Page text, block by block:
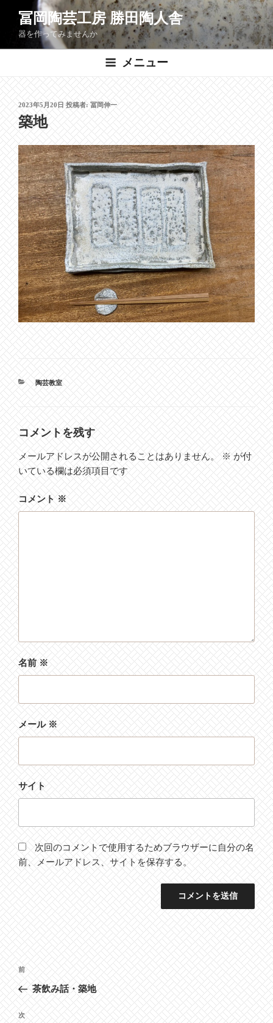
ン
へ
ス
キ
ッ
プ
冨岡陶芸工房 勝田陶人舎
器を作ってみませんか
メニュー
投
稿
日:
2023年5月20日投稿者:冨岡伸一
築地
カ
テ
ゴ
リ
ー
陶芸教室
コメントを残す
メールアドレスが公開されることはありません。 ※が付
いている欄は必須項目です
コメント※
名前※
メール※
サイト
次回のコメントで使用するためブラウザーに自分の名
前、メールアドレス、サイトを保存する。
投
稿
ナ
ビ
前
の
投
稿
前
茶飲み話・築地
次
次